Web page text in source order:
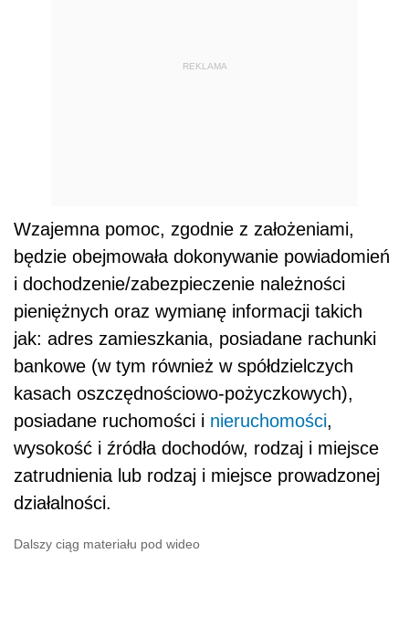
REKLAMA
Wzajemna pomoc, zgodnie z założeniami,
będzie obejmowała dokonywanie powiadomień
i dochodzenie/zabezpieczenie należności
pieniężnych oraz wymianę informacji takich
jak: adres zamieszkania, posiadane rachunki
bankowe (w tym również w spółdzielczych
kasach oszczędnościowo-pożyczkowych),
posiadane ruchomości i nieruchomości,
wysokość i źródła dochodów, rodzaj i miejsce
zatrudnienia lub rodzaj i miejsce prowadzonej
działalności.
Dalszy ciąg materiału pod wideo